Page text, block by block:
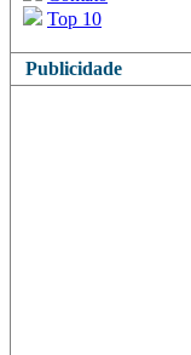
Top 10
Publicidade